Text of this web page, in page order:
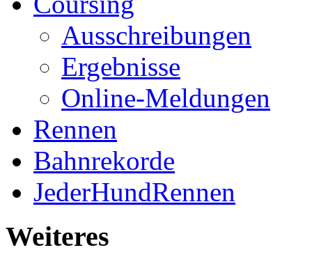
Ausschreibungen
Ergebnisse
Online-Meldungen
Rennen
Bahnrekorde
JederHundRennen
Weiteres